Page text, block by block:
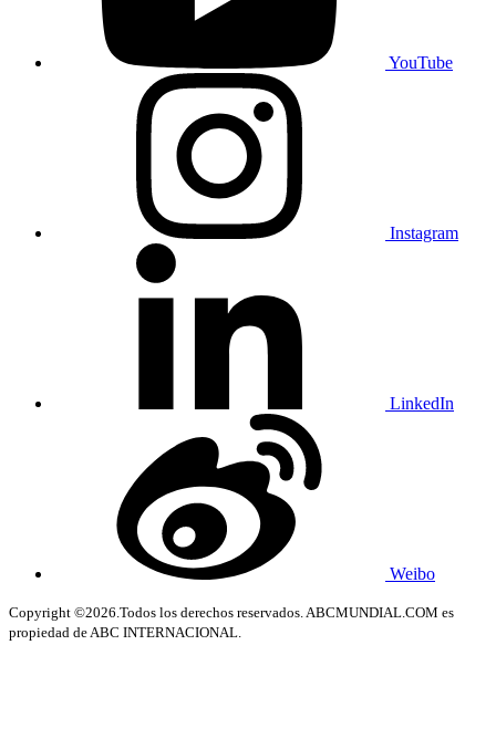
YouTube
Instagram
LinkedIn
Weibo
Copyright ©2026.Todos los derechos reservados. ABCMUNDIAL.COM es
propiedad de ABC INTERNACIONAL.